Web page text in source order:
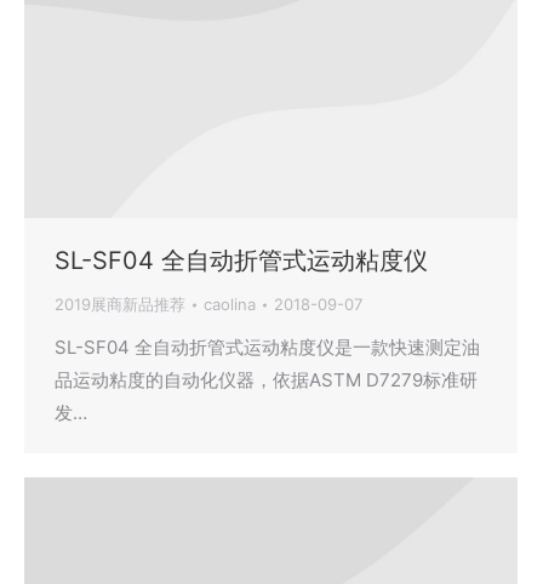
SL-SF04 全自动折管式运动粘度仪
2019展商新品推荐 caolina 2018-09-07
SL-SF04 全自动折管式运动粘度仪是一款快速测定油
品运动粘度的自动化仪器，依据ASTM D7279标准研
发…